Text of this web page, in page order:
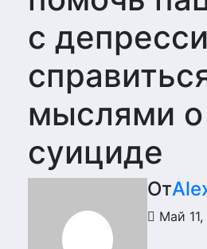
с
мыслями о
суициде
От
Май 11,